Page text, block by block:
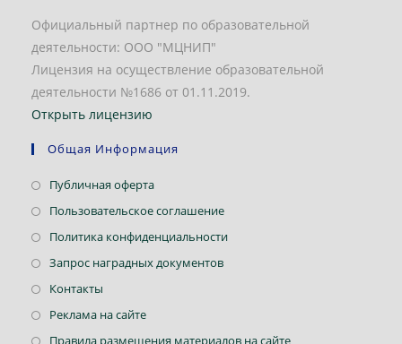
Официальный партнер по образовательной
деятельности: ООО "МЦНИП"
Лицензия на осуществление образовательной
деятельности №1686 от 01.11.2019.
Открыть лицензию
Общая Информация
Публичная офертаОткроется
в
Пользовательское соглашениеОткроется
в
Политика конфиденциальностиОткроется
Запрос наградных документовОткроется
Контакты
в
Реклама на сайтеОткроется
в
Правила размещения материалов на сайтеОткроется